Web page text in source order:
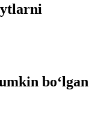
bo‘lgan